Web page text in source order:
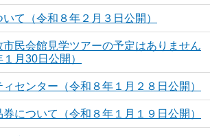
て（令和８年２月３日公開）
民会館見学ツアーの予定はありません
月30日公開）
センター（令和８年１月２８日公開）
について（令和８年１月１９日公開）